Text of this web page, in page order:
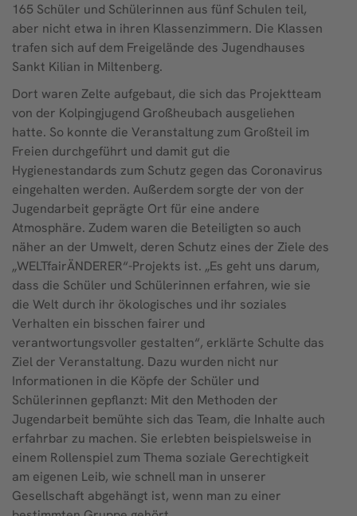
165 Schüler und Schülerinnen aus fünf Schulen teil,
aber nicht etwa in ihren Klassenzimmern. Die Klassen
trafen sich auf dem Freigelände des Jugendhauses
Sankt Kilian in Miltenberg.
Dort waren Zelte aufgebaut, die sich das Projektteam
von der Kolpingjugend Großheubach ausgeliehen
hatte. So konnte die Veranstaltung zum Großteil im
Freien durchgeführt und damit gut die
Hygienestandards zum Schutz gegen das Coronavirus
eingehalten werden. Außerdem sorgte der von der
Jugendarbeit geprägte Ort für eine andere
Atmosphäre. Zudem waren die Beteiligten so auch
näher an der Umwelt, deren Schutz eines der Ziele des
„WELTfairÄNDERER“-Projekts ist. „Es geht uns darum,
dass die Schüler und Schülerinnen erfahren, wie sie
die Welt durch ihr ökologisches und ihr soziales
Verhalten ein bisschen fairer und
verantwortungsvoller gestalten“, erklärte Schulte das
Ziel der Veranstaltung. Dazu wurden nicht nur
Informationen in die Köpfe der Schüler und
Schülerinnen gepflanzt: Mit den Methoden der
Jugendarbeit bemühte sich das Team, die Inhalte auch
erfahrbar zu machen. Sie erlebten beispielsweise in
einem Rollenspiel zum Thema soziale Gerechtigkeit
am eigenen Leib, wie schnell man in unserer
Gesellschaft abgehängt ist, wenn man zu einer